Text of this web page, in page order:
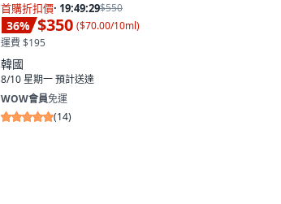
首購折扣價· 19:49:28$550
36% $350 ($70.00/10ml)
運費 $195
韓國
8/10 星期一預計送達
WOW會員免運
(14)